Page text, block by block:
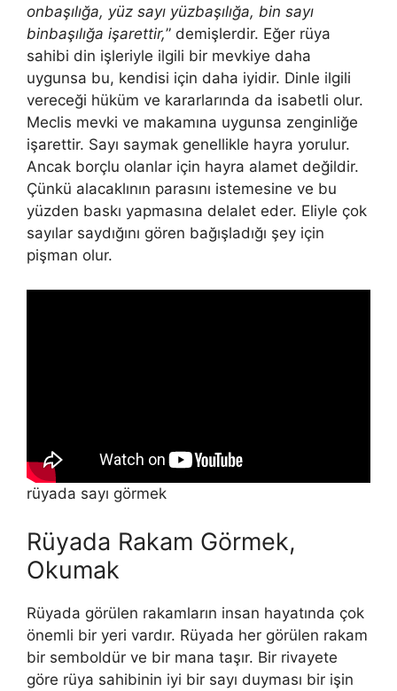
onbaşılığa, yüz sayı yüzbaşılığa, bin sa­yı
binbaşılığa işarettir,” demişlerdir. Eğer rüya
sahibi din işleriyle ilgili bir mevkiye daha
uygunsa bu, ken­disi için daha iyidir. Dinle ilgili
vereceği hüküm ve kararlarında da isabetli olur.
Meclis mevki ve makamına uygunsa zenginliğe
işarettir. Sayı saymak genellikle hayra yorulur.
Ancak borçlu olanlar için hayra alamet değildir.
Çünkü alacaklının parasını istemesine ve bu
yüzden bas­kı yapmasına delalet eder. Eliyle çok
sayılar saydığını gören bağışladığı şey için
pişman olur.
rüyada sayı görmek
Rüyada Rakam Görmek,
Okumak
Rüyada görülen rakamların insan hayatında çok
önemli bir yeri vardır. Rüyada her görülen rakam
bir semboldür ve bir mana taşır. Bir rivayete
göre rüya sahibinin iyi bir sayı duy­ması bir işin